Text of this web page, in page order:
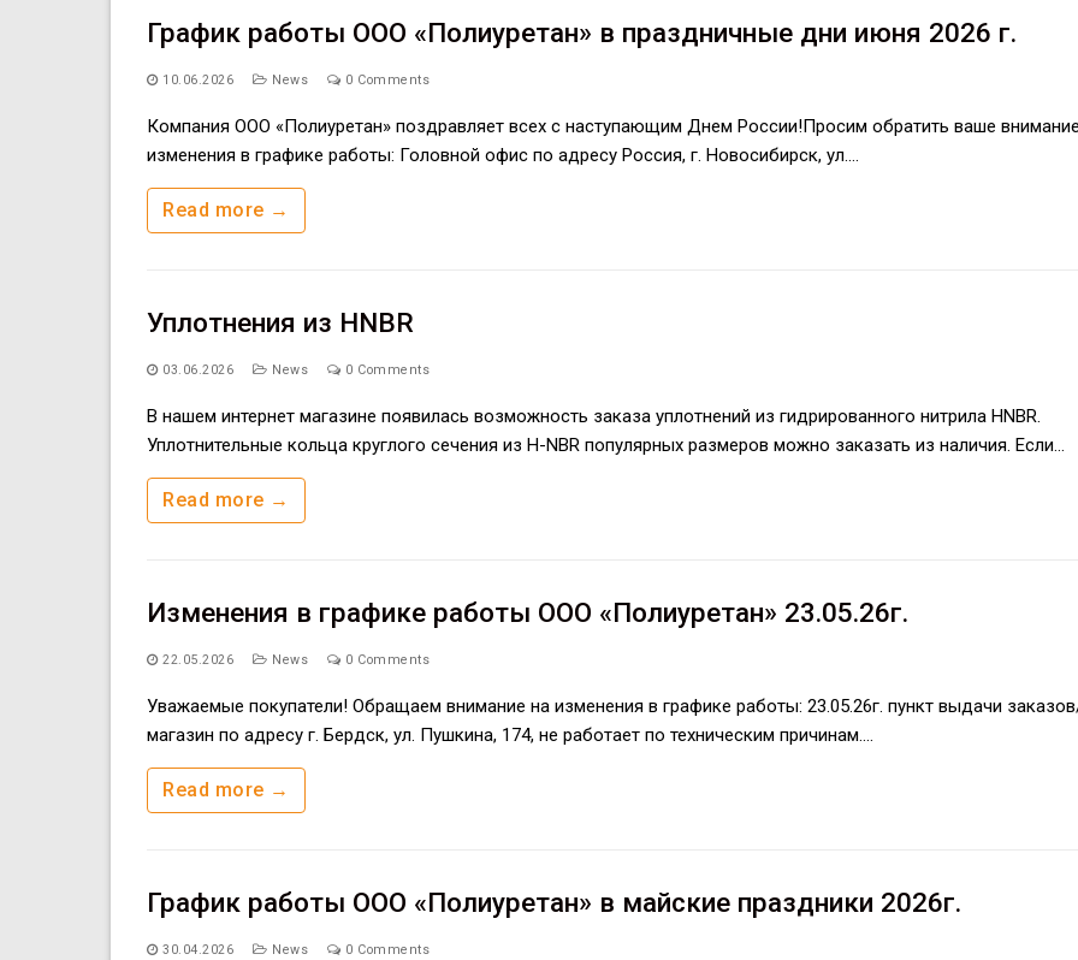
График работы ООО «Полиуретан» в праздничные дни июня 2026 г.
10.06.2026 News 0 Comments
Компания ООО «Полиуретан» поздравляет всех с наступающим Днем России!Просим обратить ваше
изменения в графике работы: Головной офис по адресу Россия, г. Новосибирск, ул.…
Read more →
Уплотнения из HNBR
03.06.2026 News 0 Comments
В нашем интернет магазине появилась возможность заказа уплотнений из гидрированного нитрила HNBR.
Уплотнительные кольца круглого сечения из H-NBR популярных размеров можно заказать из наличия. Если…
Read more →
Изменения в графике работы ООО «Полиуретан» 23.05.26г.
22.05.2026 News 0 Comments
Уважаемые покупатели! Обращаем внимание на изменения в графике работы: 23.05.26г. пункт выдачи
магазин по адресу г. Бердск, ул. Пушкина, 174, не работает по техническим причинам.…
Read more →
График работы ООО «Полиуретан» в майские праздники 2026г.
30.04.2026 News 0 Comments